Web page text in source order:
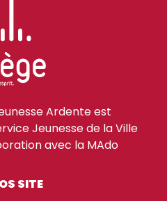
Ardente est
Jeunesse de la Ville
avec la MAdo
SITE